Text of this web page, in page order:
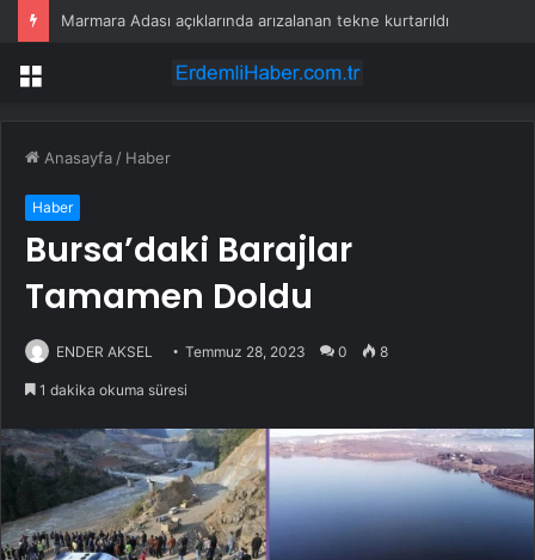
Marmara Adası açıklarında arızalanan tekne kurtarıldı
Menü
Anasayfa / Haber
Haber
Bursa’daki Barajlar
Tamamen Doldu
ENDER AKSEL Temmuz 28, 2023 0 8
1 dakika okuma süresi